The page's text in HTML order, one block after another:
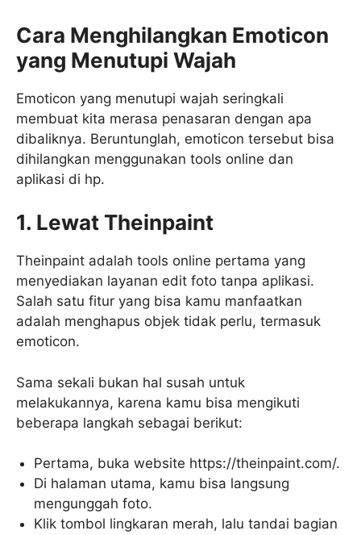
Cara Menghilangkan Emoticon
yang Menutupi Wajah
Emoticon yang menutupi wajah seringkali
membuat kita merasa penasaran dengan apa
dibaliknya. Beruntunglah, emoticon tersebut bisa
dihilangkan menggunakan tools online dan
aplikasi di hp.
1. Lewat Theinpaint
Theinpaint adalah tools online pertama yang
menyediakan layanan edit foto tanpa aplikasi.
Salah satu fitur yang bisa kamu manfaatkan
adalah menghapus objek tidak perlu, termasuk
emoticon.
Sama sekali bukan hal susah untuk
melakukannya, karena kamu bisa mengikuti
beberapa langkah sebagai berikut:
Pertama, buka website https://theinpaint.com/.
Di halaman utama, kamu bisa langsung
mengunggah foto.
Klik tombol lingkaran merah, lalu tandai bagian